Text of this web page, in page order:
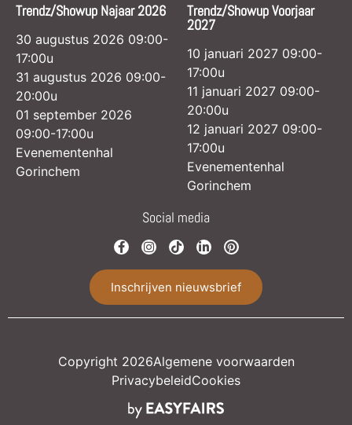
Trendz/Showup Najaar 2026
30 augustus 2026 09:00-
17:00u
31 augustus 2026 09:00-
20:00u
01 september 2026
09:00-17:00u
Evenementenhal
Gorinchem
Trendz/Showup Voorjaar
2027
10 januari 2027 09:00-
17:00u
11 januari 2027 09:00-
20:00u
12 januari 2027 09:00-
17:00u
Evenementenhal
Gorinchem
Social media
Inschrijven nieuwsbrief
Copyright 2026Algemene voorwaarden
PrivacybeleidCookies